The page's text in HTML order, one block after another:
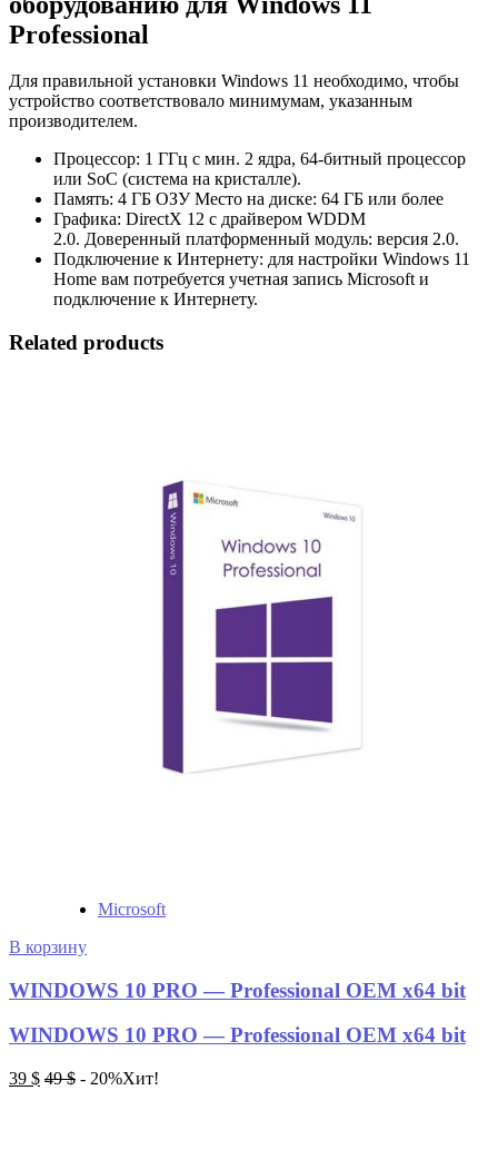
Professional
Для правильной установки Windows 11 необходимо, чтобы
устройство соответствовало минимумам, указанным
производителем.
Процессор: 1 ГГц с мин. 2 ядра, 64-битный процессор
или SoC (система на кристалле).
Память: 4 ГБ ОЗУ Место на диске: 64 ГБ или более
Графика: DirectX 12 с драйвером WDDM
2.0. Доверенный платформенный модуль: версия 2.0.
Подключение к Интернету: для настройки Windows 11
Home вам потребуется учетная запись Microsoft и
подключение к Интернету.
Related products
Microsoft
В корзину
WINDOWS 10 PRO — Professional OEM х64 bit
WINDOWS 10 PRO — Professional OEM х64 bit
39 $ 49$ - 20%Хит!